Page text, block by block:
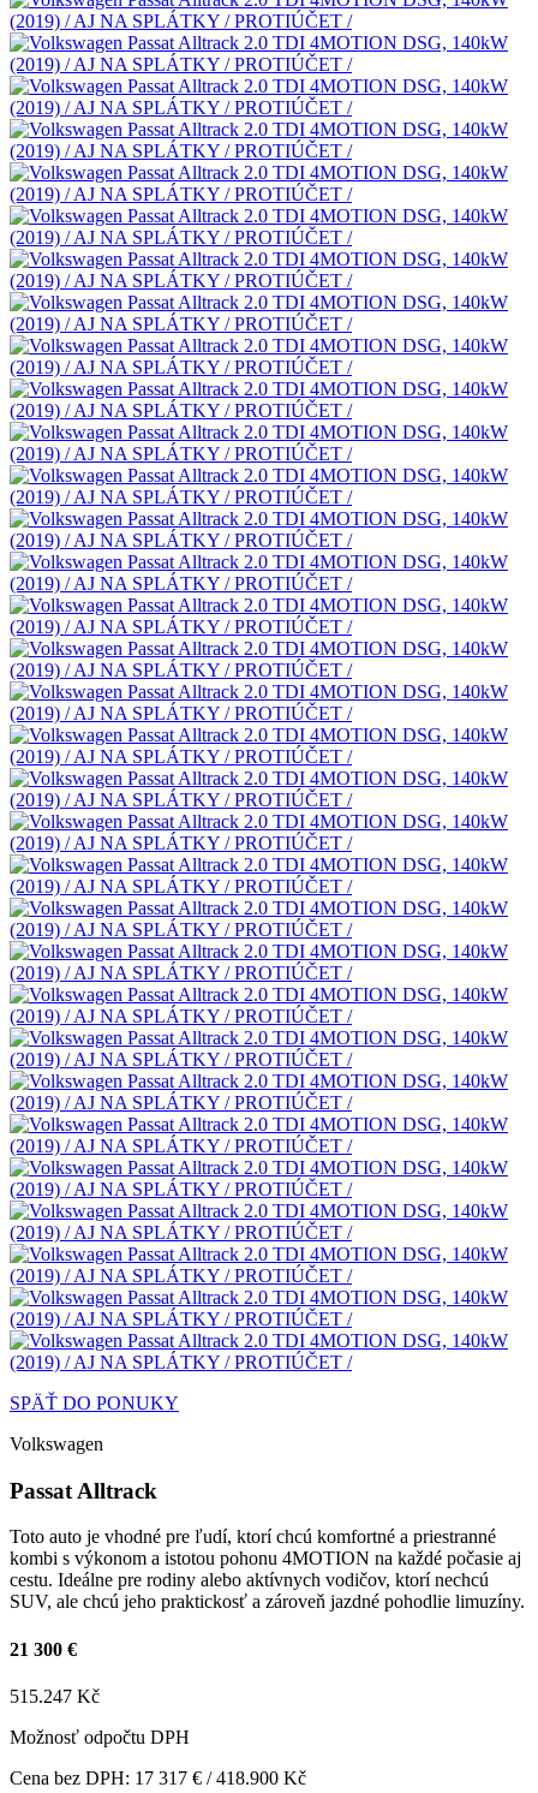
SPÄŤ DO PONUKY
Volkswagen
Passat Alltrack
Toto auto je vhodné pre ľudí, ktorí chcú komfortné a priestranné
kombi s výkonom a istotou pohonu 4MOTION na každé počasie aj
cestu. Ideálne pre rodiny alebo aktívnych vodičov, ktorí nechcú
SUV, ale chcú jeho praktickosť a zároveň jazdné pohodlie limuzíny.
21 300 €
515.247 Kč
Možnosť odpočtu DPH
Cena bez DPH: 17 317 € / 418.900 Kč